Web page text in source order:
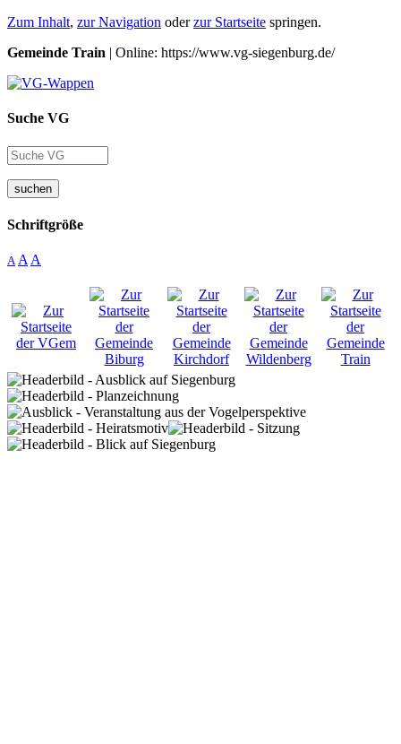
Zum Inhalt, zur Navigation oderzur Startseite springen.
Gemeinde Train | Online: https://www.vg-siegenburg.de/
Suche VG
suchen
Schriftgröße
A A A